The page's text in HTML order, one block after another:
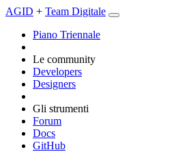
AGID + Team Digitale
Piano Triennale
Le community
Developers
Designers
Gli strumenti
Forum
Docs
GitHub